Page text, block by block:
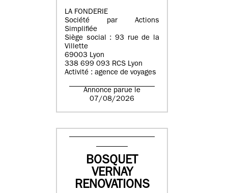
LA FONDERIE
Société par Actions
Simplifiée
Siège social : 93 rue de la
Villette
69003 Lyon
338 699 093 RCS Lyon
Activité : agence de voyages
Annonce parue le
07/08/2026
BOSQUET
VERNAY
RENOVATIONS